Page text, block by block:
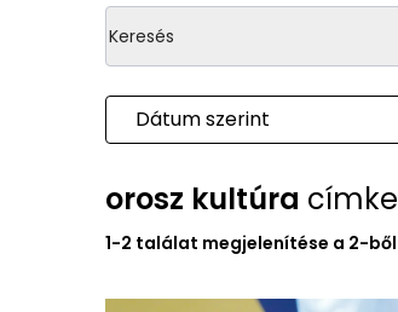
Dátum szerint
orosz kultúra címke
1-2 találat megjelenítése a 2-ből